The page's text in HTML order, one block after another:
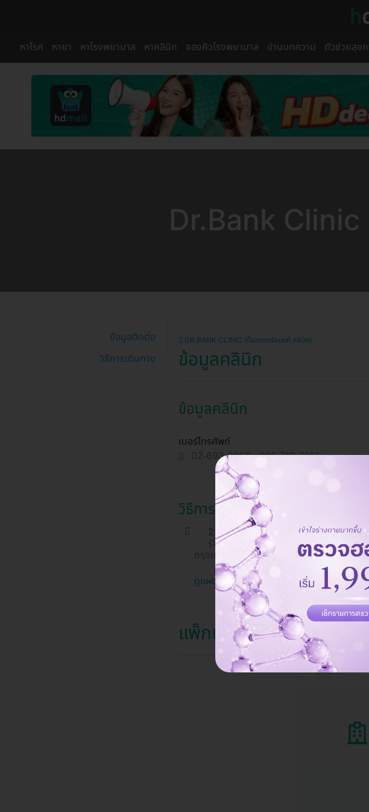
หาโรค หายา หาโรงพยาบาล หาคลินิก จองคิวโรงพยาบาล อ่านบทความ ตัวช่วยสุข
Dr.Bank
ข้อมูลติดต่อ
วิธีการเดินทาง
DR.BANK CLINIC (ด็อกเตอร์แบงค์ คลินิค)
ข้อมูลคลินิก
ข้อมูลคลินิก
เบอร์โทรศัพท์
02-693-9966 , 095-719-3166
วิธีการเดินทาง
257/20 กรุงเทพมหานคร (โครงการ
รัชดาภิเษก700 ม. จาก MRT ลาดพร้าว
กรุงเทพมหานคร 10400 ประเทศไทย
ดูแผนที่ใน Google Maps
แพ็กเกจจากโรงพยาบาลนี้